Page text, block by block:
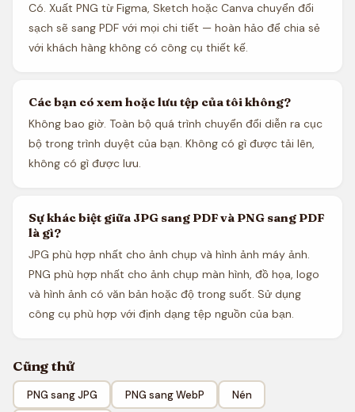
Có. Xuất PNG từ Figma, Sketch hoặc Canva chuyển đổi
sạch sẽ sang PDF với mọi chi tiết — hoàn hảo để chia sẻ
với khách hàng không có công cụ thiết kế.
Các bạn có xem hoặc lưu tệp của tôi không?
Không bao giờ. Toàn bộ quá trình chuyển đổi diễn ra cục
bộ trong trình duyệt của bạn. Không có gì được tải lên,
không có gì được lưu.
Sự khác biệt giữa JPG sang PDF và PNG sang PDF
là gì?
JPG phù hợp nhất cho ảnh chụp và hình ảnh máy ảnh.
PNG phù hợp nhất cho ảnh chụp màn hình, đồ họa, logo
và hình ảnh có văn bản hoặc độ trong suốt. Sử dụng
công cụ phù hợp với định dạng tệp nguồn của bạn.
Cũng thử
PNG sang JPG PNG sang WebP Nén